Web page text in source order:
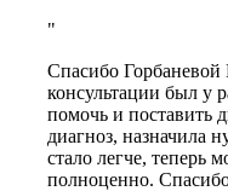
Спасибо
консультации был у
помочь и поставить
диагноз, назначила
стало легче, теперь
полноценно.